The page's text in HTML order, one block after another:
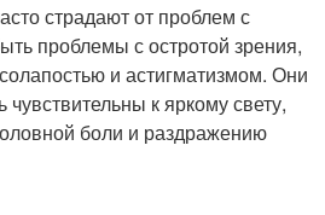
страдают от проблем с
проблемы с остротой зрения,
и астигматизмом. Они
чувствительны к яркому свету,
боли и раздражению